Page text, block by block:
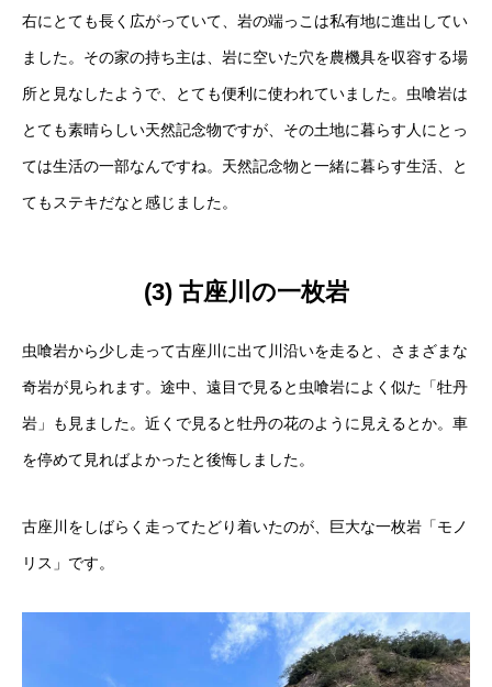
右にとても長く広がっていて、岩の端っこは私有地に進出してい
ました。その家の持ち主は、岩に空いた穴を農機具を収容する場
所と見なしたようで、とても便利に使われていました。虫喰岩は
とても素晴らしい天然記念物ですが、その土地に暮らす人にとっ
ては生活の一部なんですね。天然記念物と一緒に暮らす生活、と
てもステキだなと感じました。
(3) 古座川の一枚岩
虫喰岩から少し走って古座川に出て川沿いを走ると、さまざまな
奇岩が見られます。途中、遠目で見ると虫喰岩によく似た「牡丹
岩」も見ました。近くで見ると牡丹の花のように見えるとか。車
を停めて見ればよかったと後悔しました。
古座川をしばらく走ってたどり着いたのが、巨大な一枚岩「モノ
リス」です。